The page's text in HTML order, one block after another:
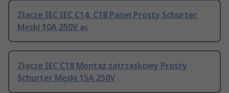
Złącze IEC IEC C14, C18 Panel Prosty Schurter
Męski 10A 250V ac
Złącze IEC C18 Montaż zatrzaskowy Prosty
Schurter Męski 15A 250V